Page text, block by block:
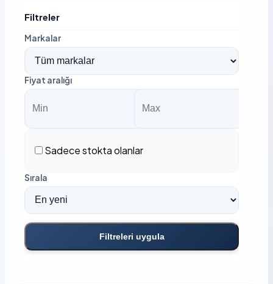
Filtreler
Markalar
Fiyat aralığı
Sadece stokta olanlar
Sırala
Filtreleri uygula